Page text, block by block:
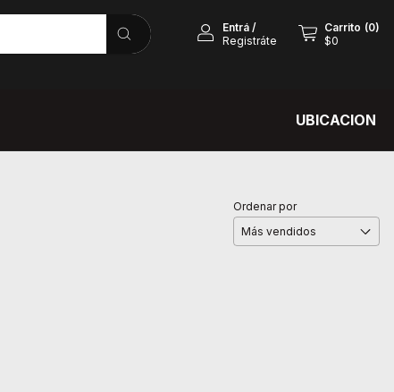
Entrá/
Registráte
Carrito (0)
$0
UBICACION
Ordenar por